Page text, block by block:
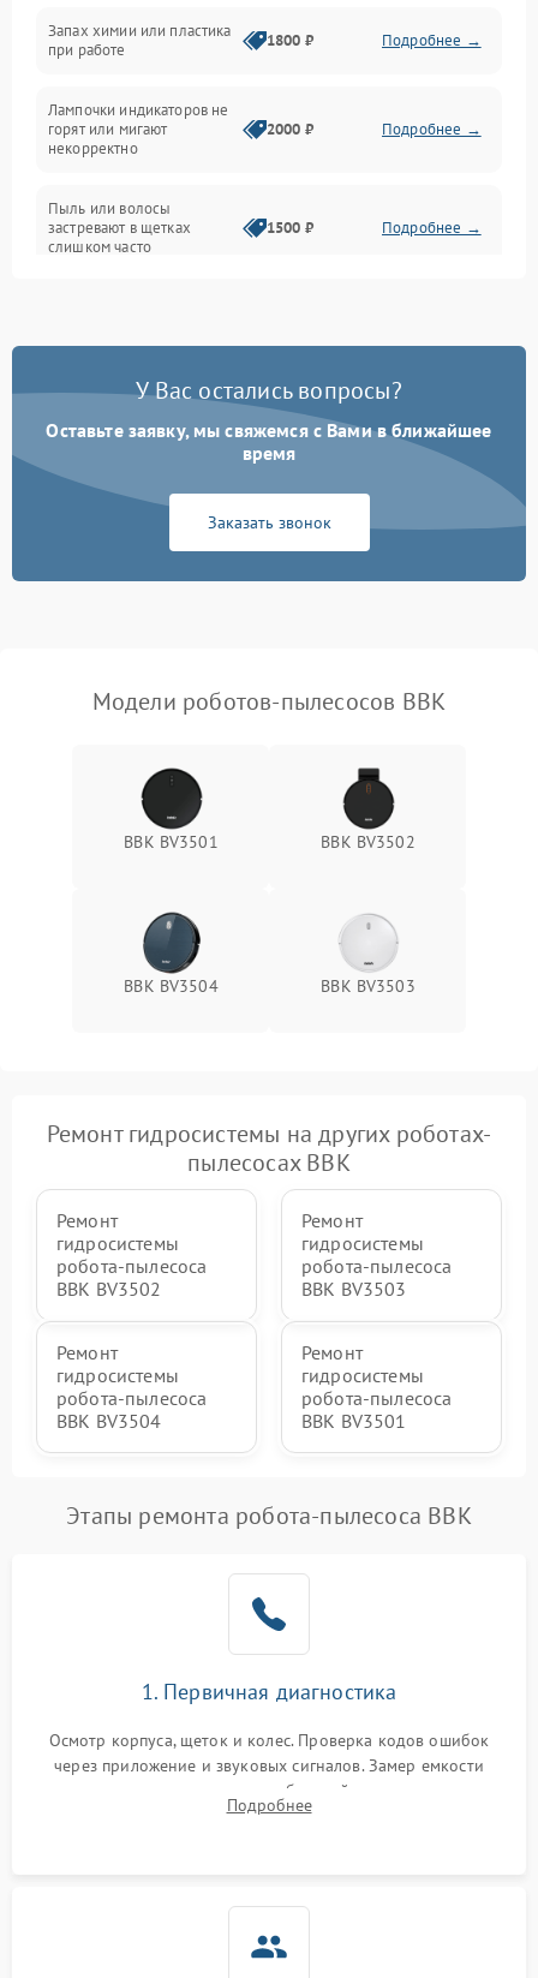
Батарея
Программные сбои
Запах химии или пластика
при работе
1800 ₽ Подробнее →
Лампочки индикаторов не
горят или мигают
некорректно
2000 ₽ Подробнее →
Пыль или волосы
застревают в щетках
слишком часто
1500 ₽ Подробнее →
У Вас остались вопросы?
Оставьте заявку, мы свяжемся с Вами в ближайшее
время
Заказать звонок
Модели роботов-пылесосов BBK
BBK BV3501 BBK BV3502
BBK BV3504 BBK BV3503
Ремонт гидросистемы на других роботах-
пылесосах BBK
Ремонт
гидросистемы
робота-пылесоса
BBK BV3502
Ремонт
гидросистемы
робота-пылесоса
BBK BV3503
Ремонт
гидросистемы
робота-пылесоса
BBK BV3504
Ремонт
гидросистемы
робота-пылесоса
BBK BV3501
Этапы ремонта робота-пылесоса BBK
1. Первичная диагностика
Осмотр корпуса, щеток и колес. Проверка кодов ошибок
через приложение и звуковых сигналов. Замер емкости
аккумулятора и тестирование базовой станции зарядки.
Оценка работы лидара, бампера и датчиков падения для
Подробнее